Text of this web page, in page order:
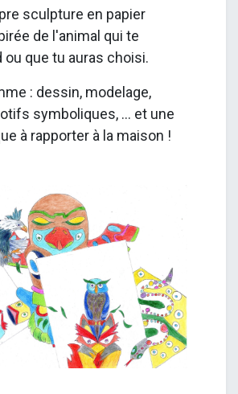
sculpture en papier
de l'animal qui te
ou que tu auras choisi.
: dessin, modelage,
symboliques, ... et une
à rapporter à la maison !